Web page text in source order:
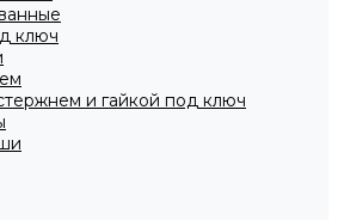
ключ
и гайкой под ключ